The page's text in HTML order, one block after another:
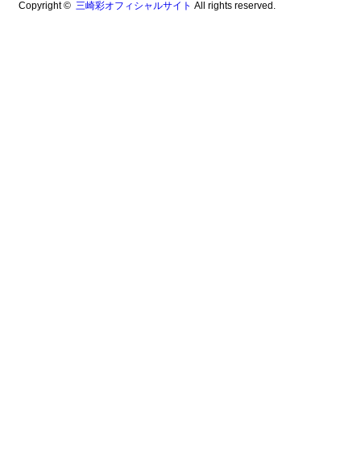
Copyright © 三崎彩オフィシャルサイト All rights reserved.